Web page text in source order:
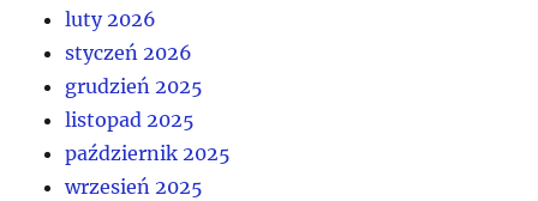
luty 2026
styczeń 2026
grudzień 2025
listopad 2025
październik 2025
wrzesień 2025